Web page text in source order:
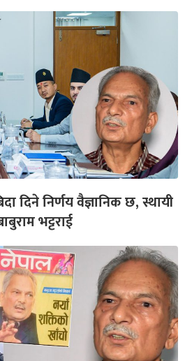
दिने निर्णय वैज्ञानिक छ, स्थायी
भट्टराई